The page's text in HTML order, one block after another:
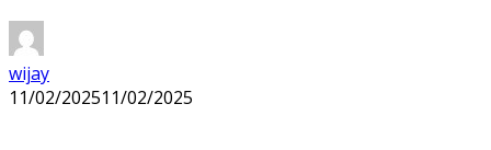
wijay
11/02/202511/02/2025